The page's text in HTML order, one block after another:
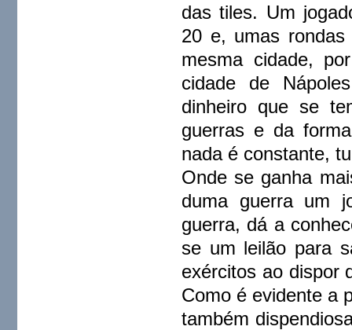
das tiles. Um
20 e, umas
mesma cidade,
cidade de
dinheiro que se
guerras e da
nada é constante,
Onde se ganha
duma guerra um
guerra, dá a
se um leilão para
exércitos ao dispor
Como é evidente a
também